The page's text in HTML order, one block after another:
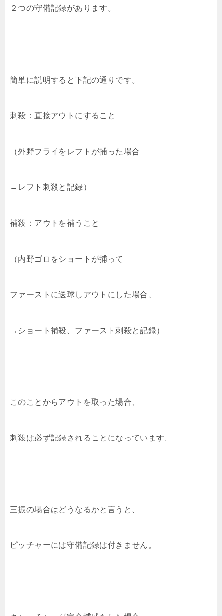
２つの守備記録があります。
簡単に説明すると下記の通りです。
刺殺：直接アウトにすること
（外野フライをレフトが捕った場合
→レフト刺殺と記録）
補殺：アウトを補うこと
（内野ゴロをショートが捕って
ファーストに送球しアウトにした場合、
→ショート補殺、ファースト刺殺と記録）
このことからアウトを取った場合、
刺殺は必ず記録されることになっています。
三振の場合はどうなるかと言うと、
ピッチャーには守備記録は付きません。